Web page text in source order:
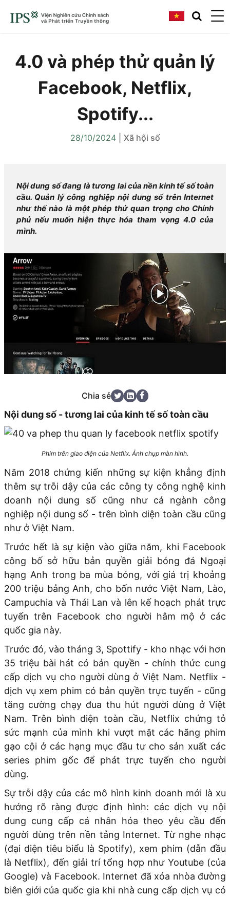
4.0 và phép thử quản lý
Facebook, Netflix,
Spotify...
28/10/2024| Xã hội số
Nội dung số đang là tương lai của nền kinh tế số toàn
cầu. Quản lý công nghiệp nội dung số trên Internet
như thế nào là một phép thử quan trọng cho Chính
phủ nếu muốn hiện thực hóa tham vọng 4.0 của
mình.
Chia sẻ
Nội dung số - tương lai của kinh tế số toàn cầu
Phim trên giao diện của Netflix. Ảnh chụp màn hình.
Năm 2018 chứng kiến những sự kiện khẳng định
thêm sự trỗi dậy của các công ty công nghệ kinh
doanh nội dung số cũng như cả ngành công
nghiệp nội dung số - trên bình diện toàn cầu cũng
như ở Việt Nam.
Trước hết là sự kiện vào giữa năm, khi Facebook
công bố sở hữu bản quyền giải bóng đá Ngoại
hạng Anh trong ba mùa bóng, với giá trị khoảng
200 triệu bảng Anh, cho bốn nước Việt Nam, Lào,
Campuchia và Thái Lan và lên kế hoạch phát trực
tuyến trên Facebook cho người hâm mộ ở các
quốc gia này.
Trước đó, vào tháng 3, Spottify - kho nhạc với hơn
35 triệu bài hát có bản quyền - chính thức cung
cấp dịch vụ cho người dùng ở Việt Nam. Netflix -
dịch vụ xem phim có bản quyền trực tuyến - cũng
tăng cường chạy đua thu hút người dùng ở Việt
Nam. Trên bình diện toàn cầu, Netflix chứng tỏ
sức mạnh của mình khi vượt mặt các hãng phim
gạo cội ở các hạng mục đầu tư cho sản xuất các
series phim gốc để phát trực tuyến cho người
dùng.
Sự trỗi dậy của các mô hình kinh doanh mới là xu
hướng rõ ràng được định hình: các dịch vụ nội
dung cung cấp cá nhân hóa theo yêu cầu đến
người dùng trên nền tảng Internet. Từ nghe nhạc
(đại diện tiêu biểu là Spotify), xem phim (dẫn đầu
là Netflix), đến giải trí tổng hợp như Youtube (của
Google) và Facebook. Internet đã xóa nhòa đường
biên giới của quốc gia khi nhà cung cấp dịch vụ có